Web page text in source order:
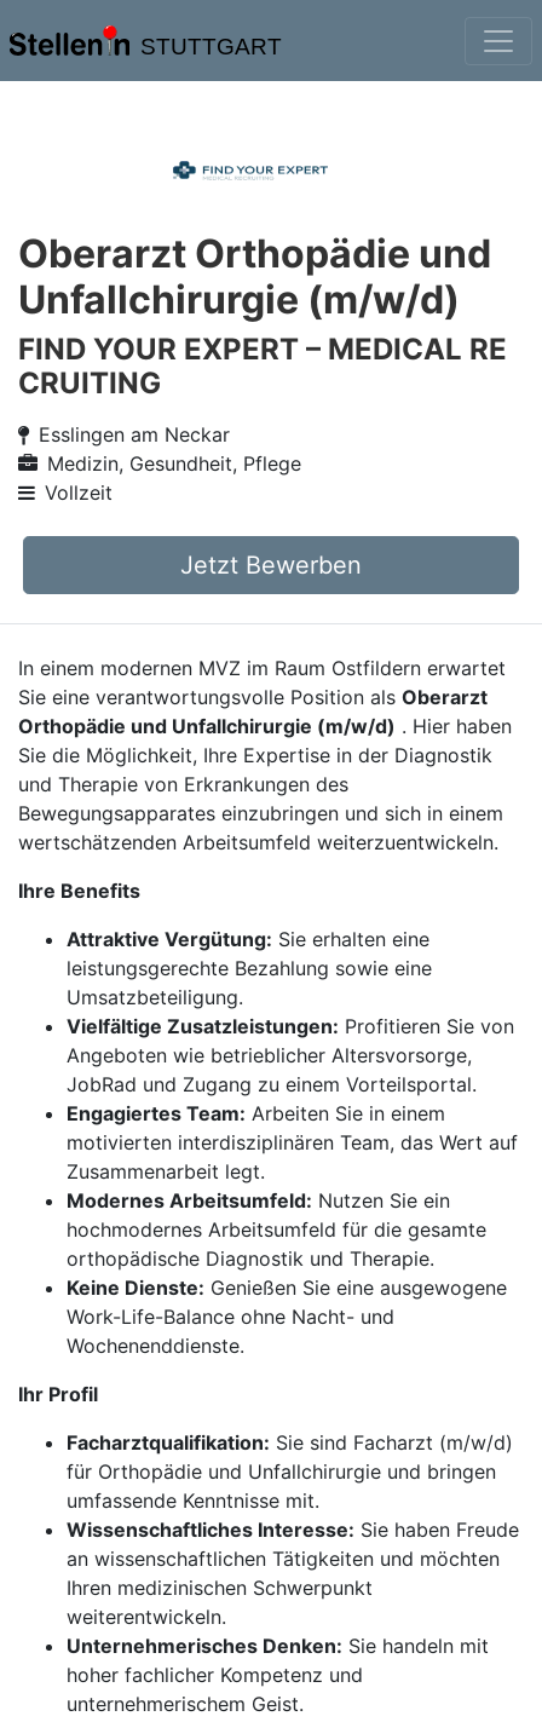
STUTTGART
Oberarzt Orthopädie und
Unfallchirurgie (m/w/d)
FIND YOUR EXPERT – MEDICAL RE
CRUITING
Esslingen am Neckar
Medizin, Gesundheit, Pflege
Vollzeit
Jetzt Bewerben
In einem modernen MVZ im Raum Ostfildern erwartet
Sie eine verantwortungsvolle Position als Oberarzt
Orthopädie und Unfallchirurgie (m/w/d) . Hier haben
Sie die Möglichkeit, Ihre Expertise in der Diagnostik
und Therapie von Erkrankungen des
Bewegungsapparates einzubringen und sich in einem
wertschätzenden Arbeitsumfeld weiterzuentwickeln.
Ihre Benefits
Attraktive Vergütung: Sie erhalten eine
leistungsgerechte Bezahlung sowie eine
Umsatzbeteiligung.
Vielfältige Zusatzleistungen: Profitieren Sie von
Angeboten wie betrieblicher Altersvorsorge,
JobRad und Zugang zu einem Vorteilsportal.
Engagiertes Team: Arbeiten Sie in einem
motivierten interdisziplinären Team, das Wert auf
Zusammenarbeit legt.
Modernes Arbeitsumfeld: Nutzen Sie ein
hochmodernes Arbeitsumfeld für die gesamte
orthopädische Diagnostik und Therapie.
Keine Dienste: Genießen Sie eine ausgewogene
Work-Life-Balance ohne Nacht- und
Wochenenddienste.
Ihr Profil
Facharztqualifikation: Sie sind Facharzt (m/w/d)
für Orthopädie und Unfallchirurgie und bringen
umfassende Kenntnisse mit.
Wissenschaftliches Interesse: Sie haben Freude
an wissenschaftlichen Tätigkeiten und möchten
Ihren medizinischen Schwerpunkt
weiterentwickeln.
Unternehmerisches Denken: Sie handeln mit
hoher fachlicher Kompetenz und
unternehmerischem Geist.